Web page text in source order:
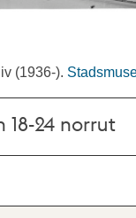
(1936-).
24 norrut